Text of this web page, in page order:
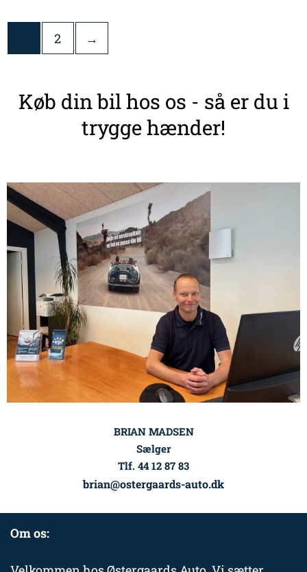
2 →
Køb din bil hos os - så er du i
trygge hænder!
BRIAN MADSEN
Sælger
Tlf. 44 12 87 83
brian@ostergaards-auto.dk
Om os: